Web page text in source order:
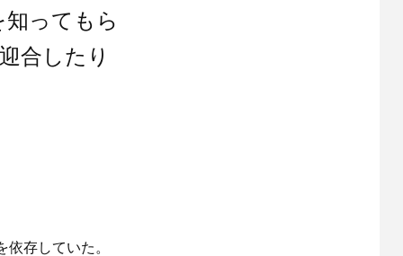
ってもら
合したり
存していた。